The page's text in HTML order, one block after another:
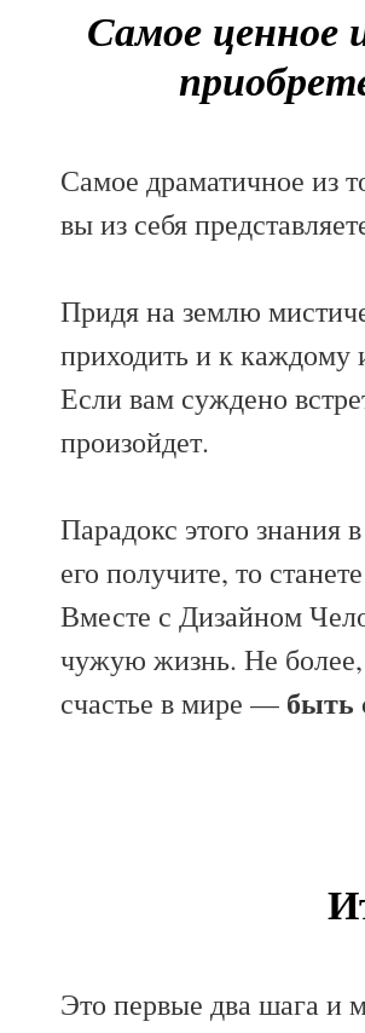
Самое ценное
Самое драматичное из
вы из себя
Придя на землю
приходить и к каждому
Если вам суждено
произойдет.
Парадокс этого знания
его получите, то
Вместе с Дизайном
чужую жизнь. Не более,
счастье в мире — быть
Это первые два шага и